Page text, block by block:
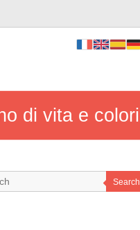
di vita e colori
Search